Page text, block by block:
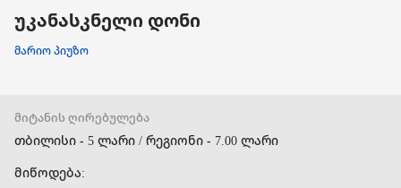
უკანასკნელი დონი
მარიო პიუზო
მიტანის ღირებულება
თბილისი - 5 ლარი / რეგიონი - 7.00 ლარი
მიწოდება: